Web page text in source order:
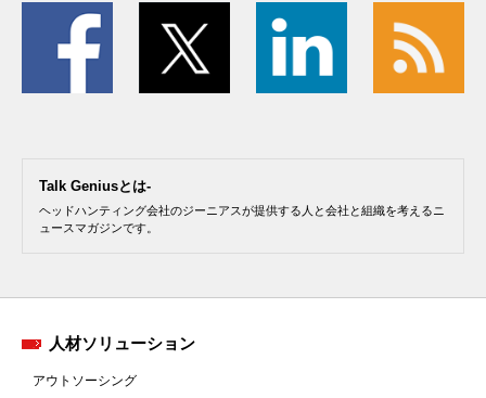
Talk Geniusとは-
ヘッドハンティング会社のジーニアスが提供する人と会社と組織を考えるニ
ュースマガジンです。
人材ソリューション
アウトソーシング